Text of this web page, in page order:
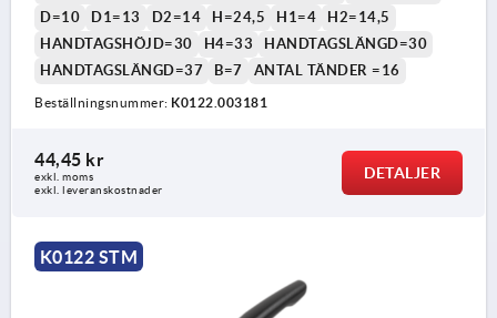
D=10
D1=13 D2=14 H=24,5 H1=4
H2=14,5
HANDTAGSHÖJD=30
H4=33
HANDTAGSLÄNGD=30
HANDTAGSLÄNGD=37
B=7 ANTAL TÄNDER =16
Beställningsnummer: K0122.003181
44,45 kr
exkl. moms
exkl. leveranskostnader
DETALJER
K0122 STM